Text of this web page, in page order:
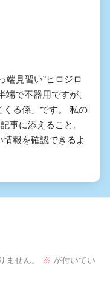
端見習い”ヒロジロ
で不器用ですが、
くる係」です。 私の
事に添えること。
報を確認できるよ
ません。 ※ が付いてい